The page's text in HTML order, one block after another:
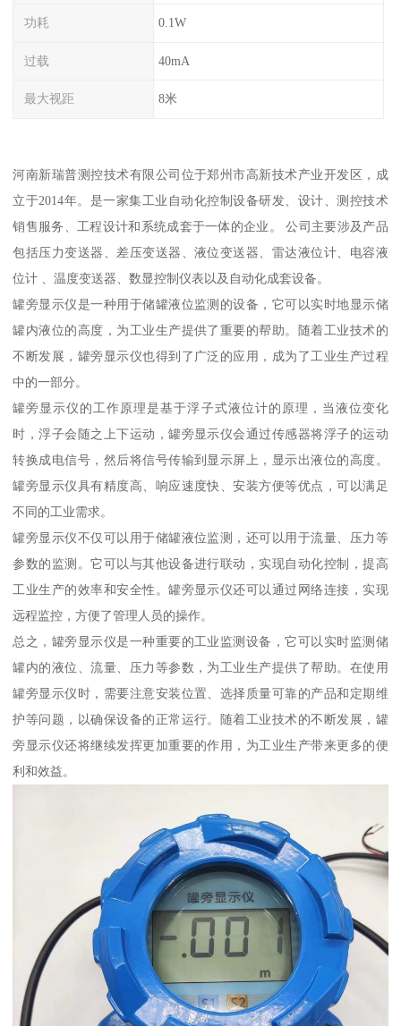
功耗 0.1W
过载 40mA
最大视距 8米
河南新瑞普测控技术有限公司位于郑州市高新技术产业开发区，成
立于2014年。是一家集工业自动化控制设备研发、设计、测控技术
销售服务、工程设计和系统成套于一体的企业。 公司主要涉及产品
包括压力变送器、差压变送器、液位变送器、雷达液位计、电容液
位计 、温度变送器、数显控制仪表以及自动化成套设备。
罐旁显示仪是一种用于储罐液位监测的设备，它可以实时地显示储
罐内液位的高度，为工业生产提供了重要的帮助。随着工业技术的
不断发展，罐旁显示仪也得到了广泛的应用，成为了工业生产过程
中的一部分。
罐旁显示仪的工作原理是基于浮子式液位计的原理，当液位变化
时，浮子会随之上下运动，罐旁显示仪会通过传感器将浮子的运动
转换成电信号，然后将信号传输到显示屏上，显示出液位的高度。
罐旁显示仪具有精度高、响应速度快、安装方便等优点，可以满足
不同的工业需求。
罐旁显示仪不仅可以用于储罐液位监测，还可以用于流量、压力等
参数的监测。它可以与其他设备进行联动，实现自动化控制，提高
工业生产的效率和安全性。罐旁显示仪还可以通过网络连接，实现
远程监控，方便了管理人员的操作。
总之，罐旁显示仪是一种重要的工业监测设备，它可以实时监测储
罐内的液位、流量、压力等参数，为工业生产提供了帮助。在使用
罐旁显示仪时，需要注意安装位置、选择质量可靠的产品和定期维
护等问题，以确保设备的正常运行。随着工业技术的不断发展，罐
旁显示仪还将继续发挥更加重要的作用，为工业生产带来更多的便
利和效益。